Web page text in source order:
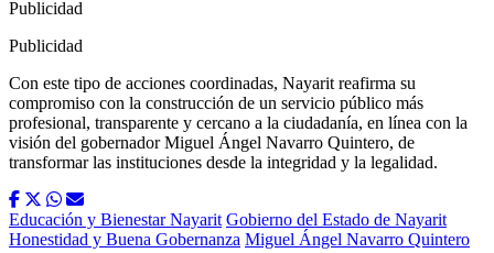
Publicidad
Publicidad
Con este tipo de acciones coordinadas, Nayarit reafirma su
compromiso con la construcción de un servicio público más
profesional, transparente y cercano a la ciudadanía, en línea con la
visión del gobernador Miguel Ángel Navarro Quintero, de
transformar las instituciones desde la integridad y la legalidad.
Educación y Bienestar Nayarit Gobierno del Estado de Nayarit
Honestidad y Buena Gobernanza Miguel Ángel Navarro Quintero